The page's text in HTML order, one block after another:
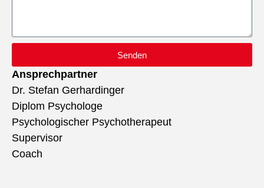
Senden
Ansprechpartner
Dr. Stefan Gerhardinger
Diplom Psychologe
Psychologischer Psychotherapeut
Supervisor
Coach